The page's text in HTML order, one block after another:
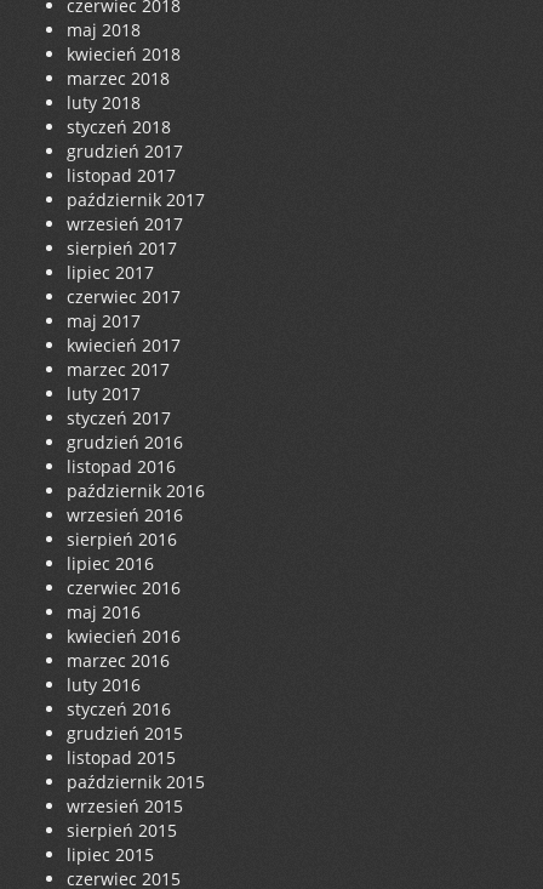
czerwiec 2018
maj 2018
kwiecień 2018
marzec 2018
luty 2018
styczeń 2018
grudzień 2017
listopad 2017
październik 2017
wrzesień 2017
sierpień 2017
lipiec 2017
czerwiec 2017
maj 2017
kwiecień 2017
marzec 2017
luty 2017
styczeń 2017
grudzień 2016
listopad 2016
październik 2016
wrzesień 2016
sierpień 2016
lipiec 2016
czerwiec 2016
maj 2016
kwiecień 2016
marzec 2016
luty 2016
styczeń 2016
grudzień 2015
listopad 2015
październik 2015
wrzesień 2015
sierpień 2015
lipiec 2015
czerwiec 2015